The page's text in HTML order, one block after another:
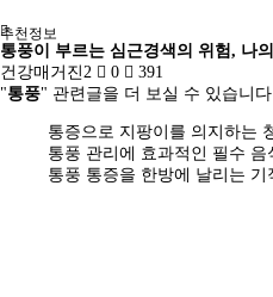
추천정보
통풍이 부르는 심근경색의 위험, 나
건강매거진2
0 391
"통풍" 관련글을 더 보실 수 있습니다
통증으로 지팡이를 의지하는 청춘, 자극적
통풍 관리에 효과적인 필수 음식! 요
통풍 통증을 한방에 날리는 기